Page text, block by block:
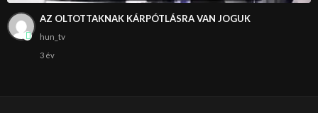
AZ OLTOTTAKNAK KÁRPÓTLÁSRA VAN JOGUK
hun_tv
3 év